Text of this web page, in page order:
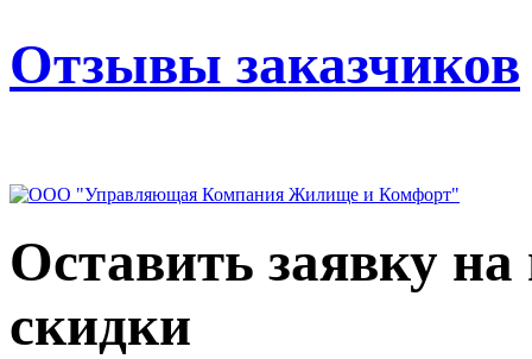
Отзывы заказчиков
Оставить заявку
скидки